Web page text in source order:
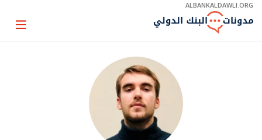
Skip
Main
ALBANKALDAWLI.ORG
Page